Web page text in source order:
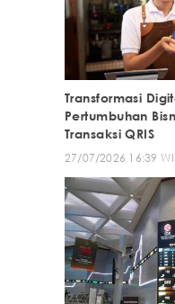
Transformasi
Pertumbuhan
Transaksi QRIS
27/07/2026 16:39